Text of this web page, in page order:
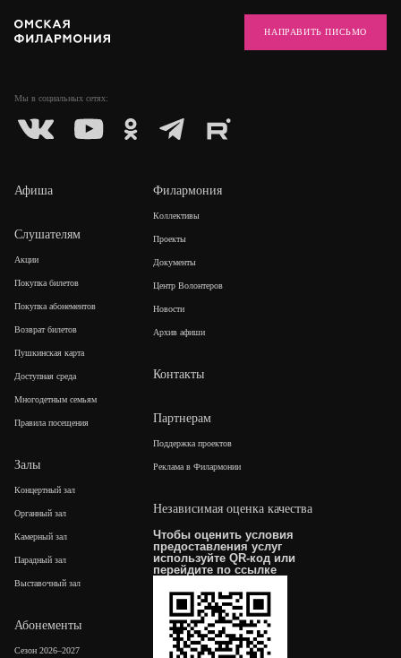
Мы в социальных сетях:
НАПРАВИТЬ ПИСЬМО
Афиша
Слушателям
Акции
Покупка билетов
Покупка абонементов
Возврат билетов
Пушкинская карта
Доступная среда
Многодетным семьям
Правила посещения
Залы
Концертный зал
Органный зал
Камерный зал
Парадный зал
Выставочный зал
Абонементы
Сезон 2026–2027
Филармония
Коллективы
Проекты
Документы
Центр Волонтеров
Новости
Архив афиши
Контакты
Партнерам
Поддержка проектов
Реклама в Филармонии
Независимая оценка качества
Чтобы оценить условия
предоставления услуг
используйте QR-код или
перейдите по ссылке